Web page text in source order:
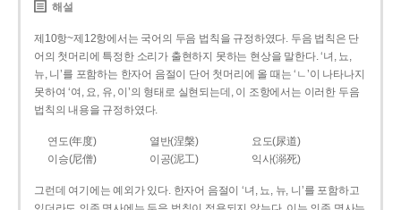
해설
제10항~제12항에서는 국어의 두음 법칙을 규정하였다. 두음 법칙은 단
어의 첫머리에 특정한 소리가 출현하지 못하는 현상을 말한다. ‘녀, 뇨,
뉴, 니’를 포함하는 한자어 음절이 단어 첫머리에 올 때는 ‘ㄴ’이 나타나지
못하여 ‘여, 요, 유, 이’의 형태로 실현되는데, 이 조항에서는 이러한 두음
법칙의 내용을 규정하였다.
연도(年度) 열반(涅槃)
요도(尿道)
이승(尼僧)
이공(泥工) 익사(溺死)
그런데 여기에는 예외가 있다. 한자어 음절이 ‘녀, 뇨, 뉴, 니’를 포함하고